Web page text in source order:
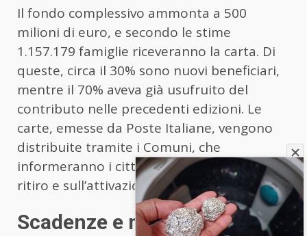
Il fondo complessivo ammonta a 500
milioni di euro, e secondo le stime
1.157.179 famiglie riceveranno la carta. Di
queste, circa il 30% sono nuovi beneficiari,
mentre il 70% aveva già usufruito del
contributo nelle precedenti edizioni. Le
carte, emesse da Poste Italiane, vengono
distribuite tramite i Comuni, che
informeranno i cittadini selezionati sul
ritiro e sull’attivazione.
Scadenze e modalità di